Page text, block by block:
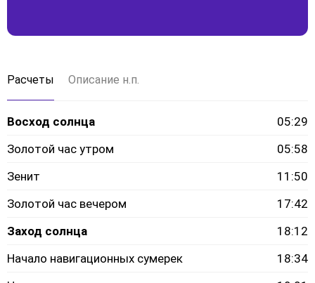
Расчеты Описание н.п.
Восход солнца
05:29
Золотой час утром
05:58
Зенит
11:50
Золотой час вечером
17:42
Заход солнца
18:12
Начало навигационных сумерек
18:34